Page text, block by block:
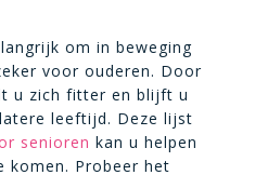
om in beweging
voor ouderen. Door
u zich fitter en blijft u
leeftijd. Deze lijst
senioren kan u helpen
komen. Probeer het